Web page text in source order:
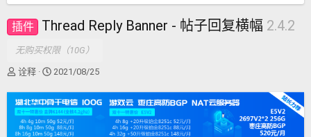
插件 Thread Reply Banner - 帖子回复横幅 2.4.2
无购买权限（10G）
作
诠释
创
日
期
2021/08/25